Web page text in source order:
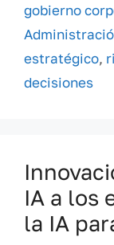
gobierno
estratégico,
decisiones
IA a los
la IA